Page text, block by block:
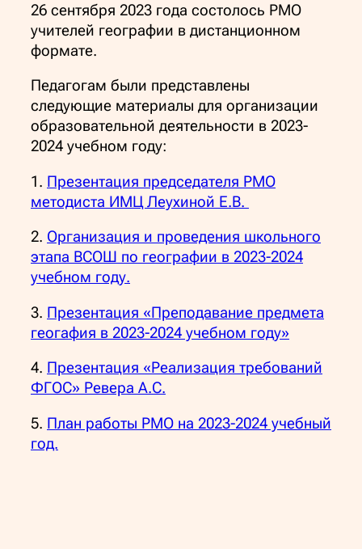
26 сентября 2023 года состолось РМО
учителей географии в дистанционном
формате.
Педагогам были представлены
следующие материалы для организации
образовательной деятельности в 2023-
2024 учебном году:
1. Презентация председателя РМО
методиста ИМЦ Леухиной Е.В.
2. Организация и проведения школьного
этапа ВСОШ по географии в 2023-2024
учебном году.
3. Презентация «Преподавание предмета
геогафия в 2023-2024 учебном году»
4. Презентация «Реализация требований
ФГОС» Ревера А.С.
5. План работы РМО на 2023-2024 учебный
год.